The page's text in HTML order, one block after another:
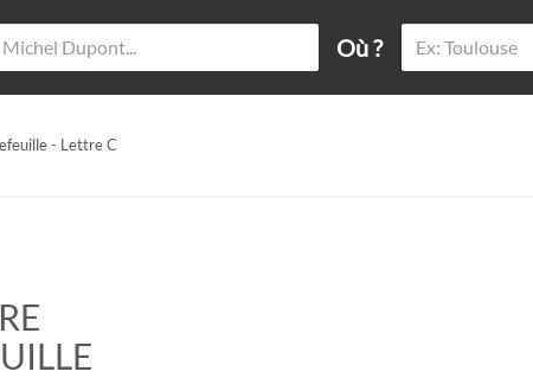
Où ?
- Lettre C